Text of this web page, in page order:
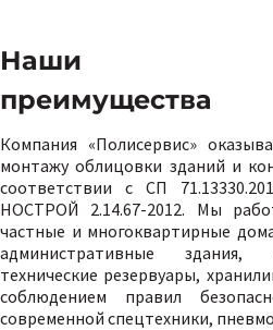
Наши
преимущества
Компания «Полисервис»
монтажу облицовки зданий и
соответствии с СП
НОСТРОЙ 2.14.67-2012. Мы
частные и многоквартирные
административные здания,
технические резервуары,
соблюдением правил
современной спецтехники,